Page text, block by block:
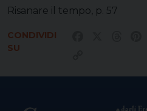
Risanare il tempo, p. 57
CONDIVIDI
SU